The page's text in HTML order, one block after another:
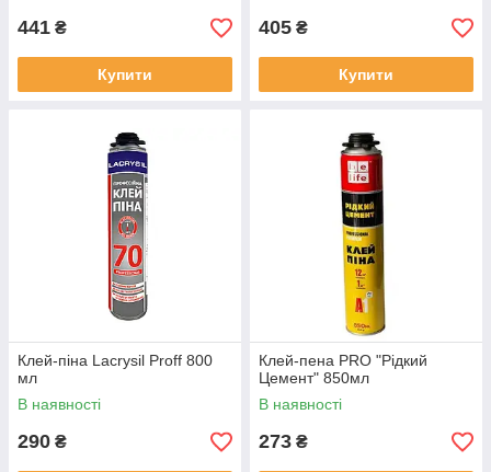
441 ₴
Купити
405 ₴
Купити
Клей-піна Lacrysil Proff 800
мл
В наявності
290 ₴
Клей-пена PRO "Рідкий
Цемент" 850мл
В наявності
273 ₴